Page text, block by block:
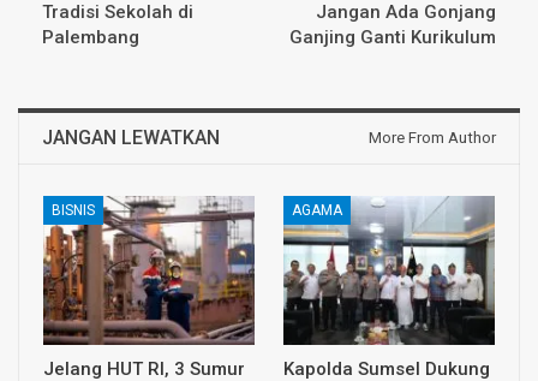
Tradisi Sekolah di
Palembang
Jangan Ada Gonjang
Ganjing Ganti Kurikulum
JANGAN LEWATKAN More From Author
BISNIS
Jelang HUT RI, 3 Sumur
AGAMA
Kapolda Sumsel Dukung